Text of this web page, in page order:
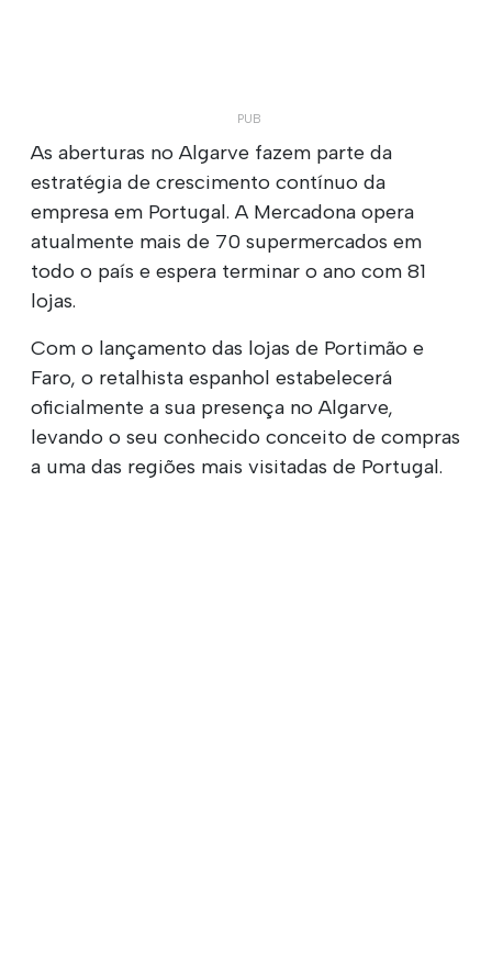
As aberturas no Algarve fazem parte da
estratégia de crescimento contínuo da
empresa em Portugal. A Mercadona opera
atualmente mais de 70 supermercados em
todo o país e espera terminar o ano com 81
lojas.
Com o lançamento das lojas de Portimão e
Faro, o retalhista espanhol estabelecerá
oficialmente a sua presença no Algarve,
levando o seu conhecido conceito de compras
a uma das regiões mais visitadas de Portugal.